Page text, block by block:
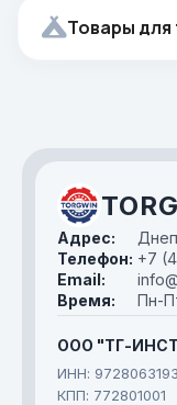
Товары для
Адрес:
Телефон: +7
Email:
Время:
Пн-
ООО "ТГ-
ИНН: 9728063193
КПП: 772801001